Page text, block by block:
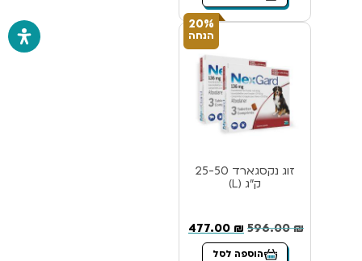
20%
הנחה
זוג נקסגארד 25-50
ק”ג (L)
596.00₪
477.00 ₪
הוספה לסל